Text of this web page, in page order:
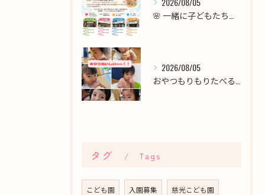
2026/08/05
タグ Tags
こども園 入園募集 慈光こども園